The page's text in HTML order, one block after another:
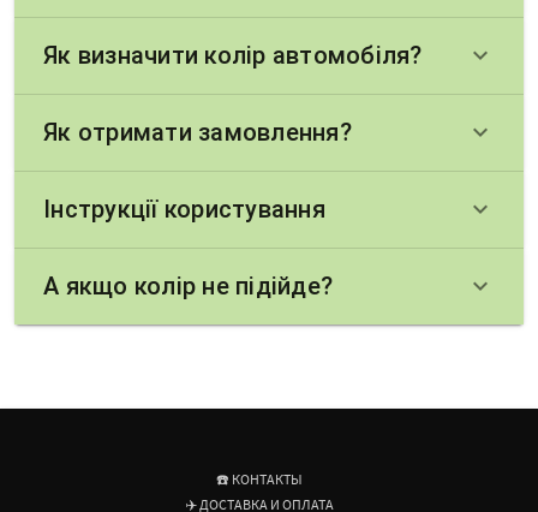
Як визначити колір автомобіля? keyboard_arrow_down
Як отримати замовлення? keyboard_arrow_down
Інструкції користування keyboard_arrow_down
А якщо колір не підійде? keyboard_arrow_down
☎️ КОНТАКТЫ
✈️ ДОСТАВКА И ОПЛАТА